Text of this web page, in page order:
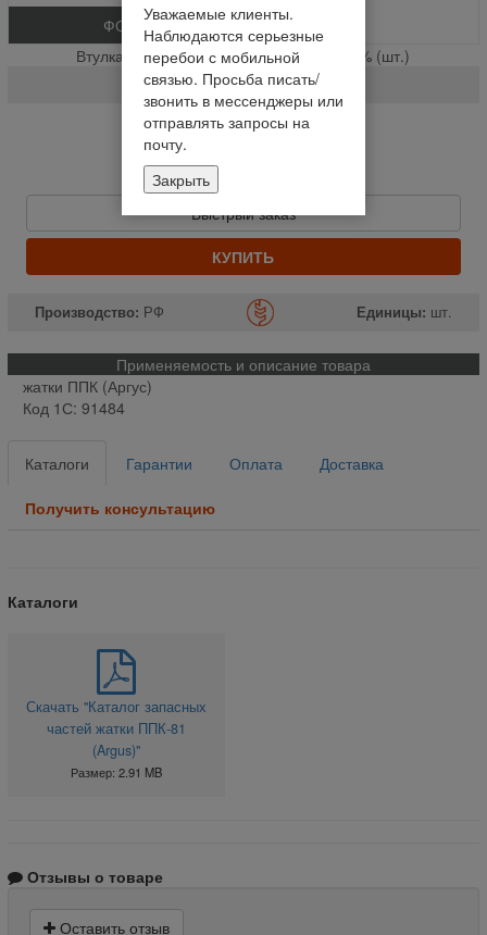
ФОТО
Втулка ( вкладыш ) ножа измельчителя % (шт.)
ППК-81.01.03.616
На складе
110,77 руб
Быстрый заказ
КУПИТЬ
Производство: РФ Единицы: шт.
Применяемость и описание товара
жатки ППК (Аргус)
Код 1С: 91484
Каталоги Гарантии Оплата Доставка
Получить консультацию
Каталоги
Скачать "Каталог запасных
частей жатки ППК-81
(Argus)"
Размер: 2.91 MB
Отзывы о товаре
Оставить отзыв
Уважаемые клиенты.
Наблюдаются серьезные
перебои с мобильной
связью. Просьба писать/
звонить в мессенджеры или
отправлять запросы на
почту.
Закрыть